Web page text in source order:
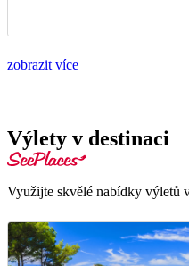
zobrazit více
Výlety v destinaci
Využijte skvělé nabídky výletů